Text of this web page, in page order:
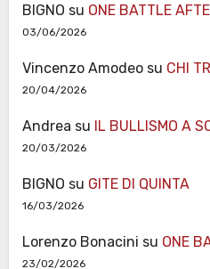
BIGNO su ONE BATTLE
03/06/2026
Vincenzo Amodeosu CHI
20/04/2026
Andrea su IL BULLISMO A
20/03/2026
BIGNO su GITE DI QUINTA
16/03/2026
Lorenzo Bonacini su ONE
23/02/2026